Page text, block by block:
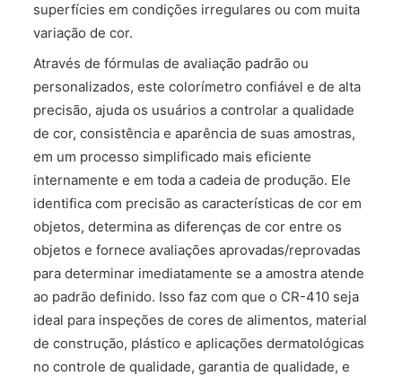
superfícies em condições irregulares ou com muita
variação de cor.
Através de fórmulas de avaliação padrão ou
personalizados, este colorímetro confiável e de alta
precisão, ajuda os usuários a controlar a qualidade
de cor, consistência e aparência de suas amostras,
em um processo simplificado mais eficiente
internamente e em toda a cadeia de produção. Ele
identifica com precisão as características de cor em
objetos, determina as diferenças de cor entre os
objetos e fornece avaliações aprovadas/reprovadas
para determinar imediatamente se a amostra atende
ao padrão definido. Isso faz com que o CR-410 seja
ideal para inspeções de cores de alimentos, material
de construção, plástico e aplicações dermatológicas
no controle de qualidade, garantia de qualidade, e